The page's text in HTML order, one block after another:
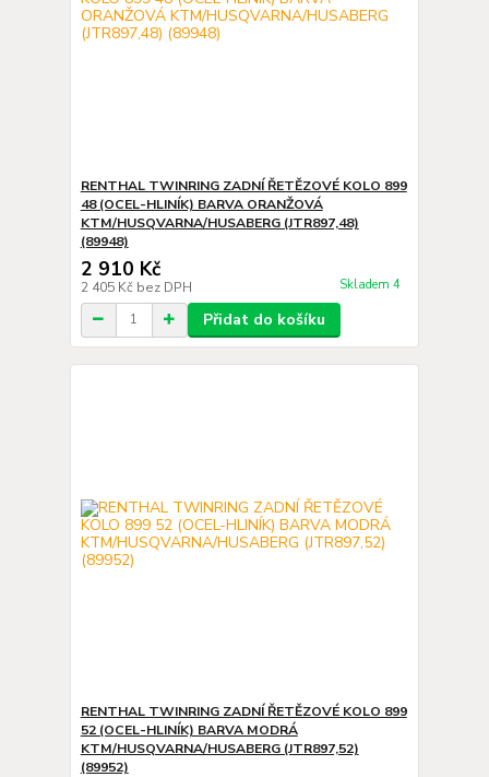
RENTHAL TWINRING ZADNÍ ŘETĚZOVÉ KOLO 899
48 (OCEL-HLINÍK) BARVA ORANŽOVÁ
KTM/HUSQVARNA/HUSABERG (JTR897,48)
(89948)
2 910 Kč
2 405 Kč bez DPH Skladem 4
Přidat do košíku
RENTHAL TWINRING ZADNÍ ŘETĚZOVÉ KOLO 899
52 (OCEL-HLINÍK) BARVA MODRÁ
KTM/HUSQVARNA/HUSABERG (JTR897,52)
(89952)